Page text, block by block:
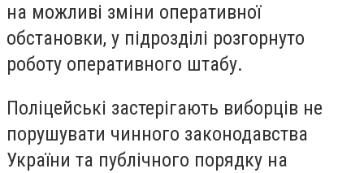
на можливі зміни оперативної
обстановки, у підрозділі розгорнуто
роботу оперативного штабу.
Поліцейські застерігають виборців не
порушувати чинного законодавства
України та публічного порядку на